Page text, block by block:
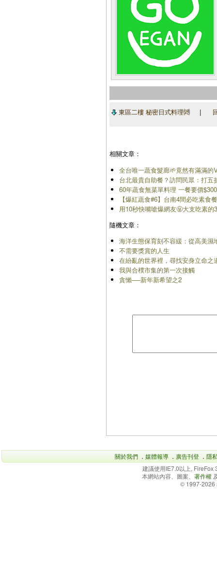
東區二樓 秘密日式料理㈝ |
相關文章：
全台唯一蔬食髮廊🌱竟然有滿滿
台北最貴自助餐？訪問民眾：打五
60年蔬食無菜單料理 一餐要價
【爆紅蔬食#6】台南4間必吃素
用10秒快嘴嗆爆網友🤬大支吃素
隨機文章：
海洋生態保育刻不容緩：從高美濕
不需要獎賞的人生
在紛亂的世界裡，尋找安身立命之
我與合樸市集的第一次接觸
貪懶──新年新希望之2
關於我們 ． 媒體報導 ． 廣告刊登 ． 隱
建議使用IE7.0以上,
本網站內容、圖案、 著作權
© 1997-2026